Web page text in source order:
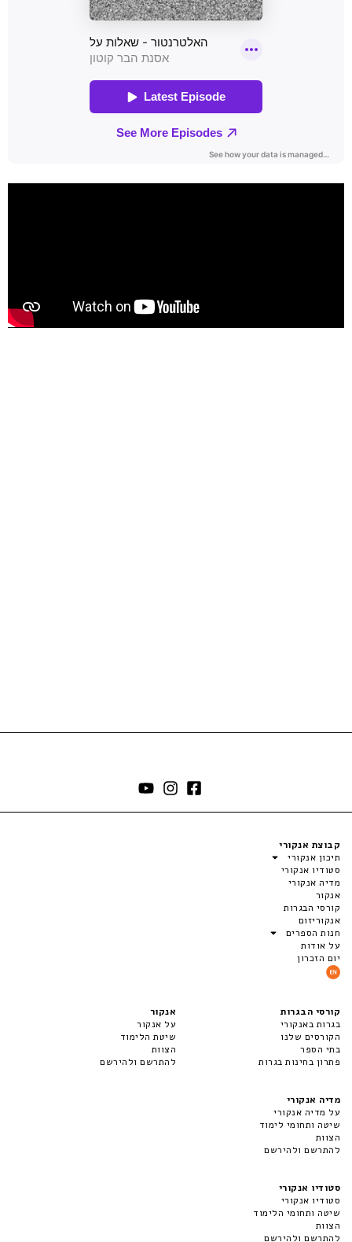
קבוצת אנקורי
תיכון אנקורי
סטודיו אנקורי
מדיה אנקורי
אנקור
קורסי הבגרות
אנקוריזום
חנות הספרים
על אודות
יום הזכרון
קורסי הבגרות
בגרות באנקורי
הקורסים שלנו
בתי הספר
פתרון בחינות בגרות
אנקור
על אנקור
שיטת הלימוד
הצוות
להתרשם ולהירשם
מדיה אנקורי
על מדיה אנקורי
שיטה ותחומי לימוד
הצוות
להתרשם ולהירשם
סטודיו אנקורי
סטודיו אנקורי
שיטה ותחומי הלימוד
הצוות
להתרשם ולהירשם